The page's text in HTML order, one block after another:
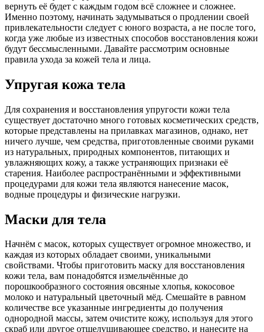
вернуть её будет с каждым годом всё сложнее и сложнее.
Именно поэтому, начинать задумываться о продлении своей
привлекательности следует с юного возраста, а не после того,
когда уже любые из известных способов восстановления кожи
будут бессмысленными. Давайте рассмотрим основные
правила ухода за кожей тела и лица.
Упругая кожа тела
Для сохранения и восстановления упругости кожи тела
существует достаточно много готовых косметических средств,
которые представлены на прилавках магазинов, однако, нет
ничего лучше, чем средства, приготовленные своими руками
из натуральных, природных компонентов, питающих и
увлажняющих кожу, а также устраняющих признаки её
старения. Наиболее распространёнными и эффективными
процедурами для кожи тела являются нанесение масок,
водные процедуры и физические нагрузки.
Маски для тела
Начнём с масок, которых существует огромное множество, и
каждая из которых обладает своими, уникальными
свойствами. Чтобы приготовить маску для восстановления
кожи тела, вам понадобятся измельчённые до
порошкообразного состояния овсяные хлопья, кокосовое
молоко и натуральный цветочный мёд. Смешайте в равном
количестве все указанные ингредиенты до получения
однородной массы, затем очистите кожу, используя для этого
скраб или другое отшелушивающее средство, и нанесите на